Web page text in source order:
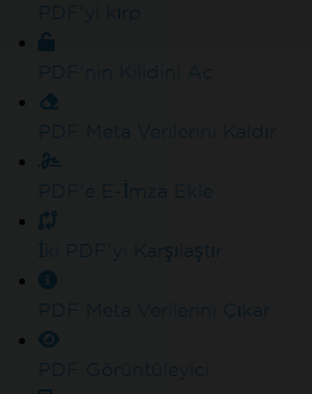
PDF'yi kırp
PDF'nin Kilidini Aç
PDF Meta Verilerini Kaldır
PDF'e E-İmza Ekle
İki PDF'yi Karşılaştır
PDF Meta Verilerini Çıkar
PDF Görüntüleyici